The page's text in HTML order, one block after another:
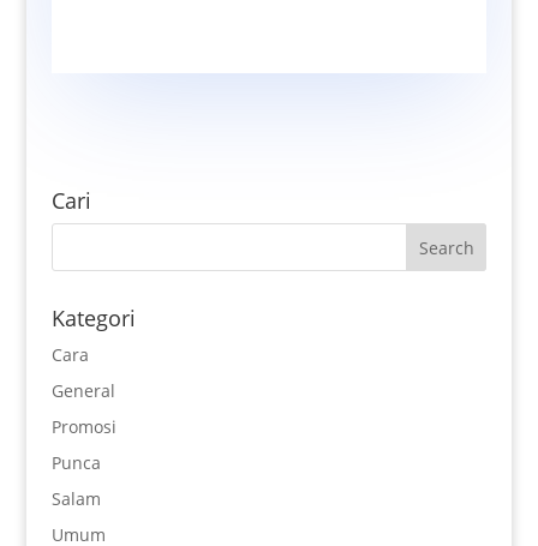
Cari
Kategori
Cara
General
Promosi
Punca
Salam
Umum